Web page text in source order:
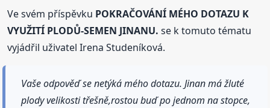
Ve svém příspěvku POKRAČOVÁNÍ MÉHO DOTAZU K
VYUŽITÍ PLODŮ-SEMEN JINANU. se k tomuto tématu
vyjádřil uživatel Irena Studeníková.
Vaše odpověď se netýká mého dotazu. Jinan má žluté
plody velikosti třešně,rostou buď po jednom na stopce,